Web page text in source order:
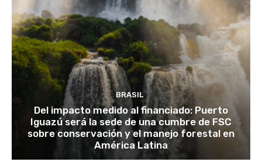
BRASIL
Del impacto medido al financiado: Puerto
Iguazú será la sede de una cumbre de FSC
sobre conservación y el manejo forestal en
América Latina